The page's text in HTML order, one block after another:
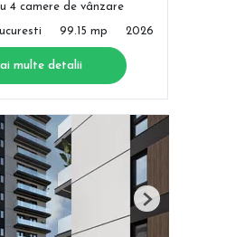
4 camere de vânzare
99.15 mp 2026
multe detalii
Next